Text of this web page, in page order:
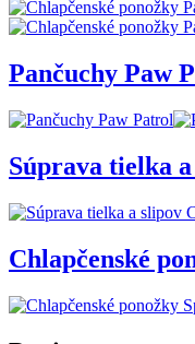
Pančuchy Paw
Súprava tielka
Chlapčenské